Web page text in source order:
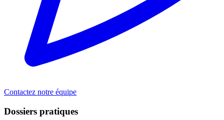
Contactez notre équipe
Dossiers pratiques